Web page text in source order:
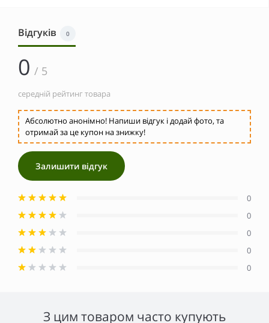
Відгуків 0
0 / 5
середній рейтинг товара
Абсолютно анонімно! Напиши відгук і додай фото, та
отримай за це купон на знижку!
Залишити відгук
0
0
0
0
0
З цим товаром часто купують